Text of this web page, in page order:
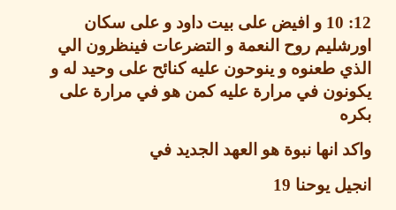
و افيض على بيت داود و على سكان
روح النعمة و التضرعات فينظرون الي
طعنوه و ينوحون عليه كنائح على وحيد له و
في مرارة عليه كمن هو في مرارة على
انها نبوة هو العهد الجديد في
يوحنا19